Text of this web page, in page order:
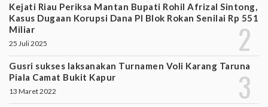
Kejati Riau Periksa Mantan Bupati Rohil Afrizal Sintong,
Kasus Dugaan Korupsi Dana PI Blok Rokan Senilai Rp 551
Miliar
25 Juli 2025
Gusri sukses laksanakan Turnamen Voli Karang Taruna
Piala Camat Bukit Kapur
13 Maret 2022